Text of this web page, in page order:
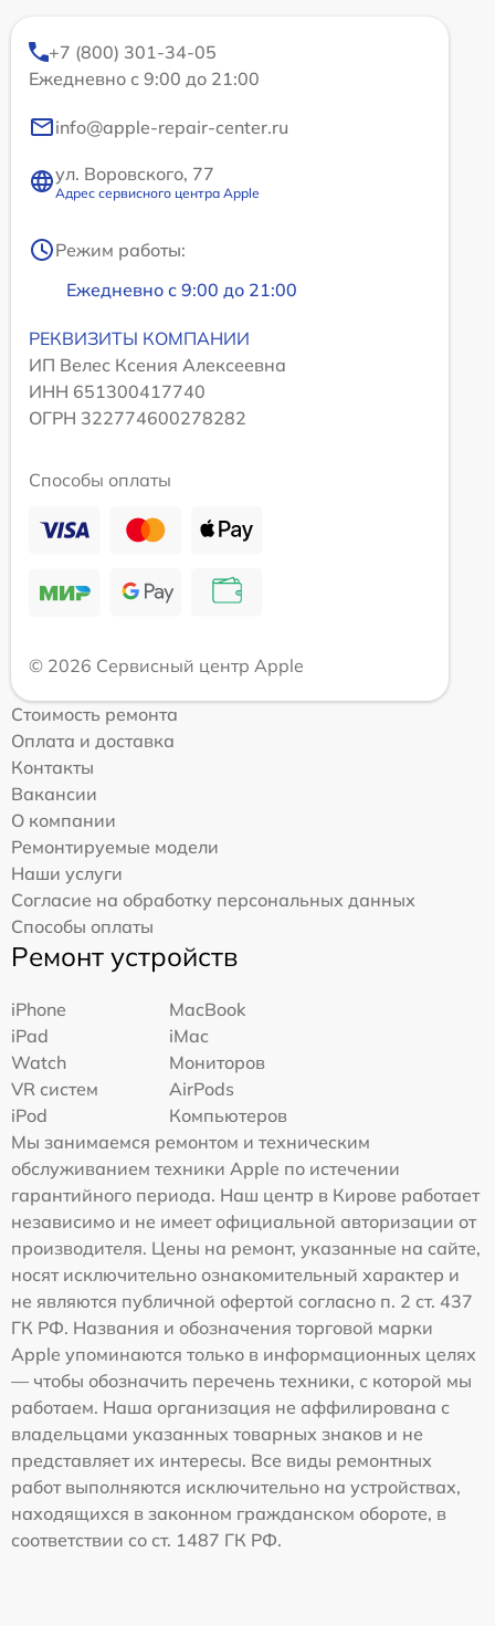
+7 (800) 301-34-05
Ежедневно с 9:00 до 21:00
info@apple-repair-center.ru
ул. Воровского, 77
Адрес сервисного центра Apple
Режим работы:
Ежедневно с 9:00 до 21:00
РЕКВИЗИТЫ КОМПАНИИ
ИП Велес Ксения Алексеевна
ИНН 651300417740
ОГРН 322774600278282
Способы оплаты
© 2026 Сервисный центр Apple
Стоимость ремонта
Оплата и доставка
Контакты
Вакансии
О компании
Ремонтируемые модели
Наши услуги
Согласие на обработку персональных данных
Способы оплаты
Ремонт устройств
iPhone
MacBook
iPad
iMac
Watch
Мониторов
VR систем
AirPods
iPod
Компьютеров
Мы занимаемся ремонтом и техническим
обслуживанием техники Apple по истечении
гарантийного периода. Наш центр в Кирове работает
независимо и не имеет официальной авторизации от
производителя. Цены на ремонт, указанные на сайте,
носят исключительно ознакомительный характер и
не являются публичной офертой согласно п. 2 ст. 437
ГК РФ. Названия и обозначения торговой марки
Apple упоминаются только в информационных целях
— чтобы обозначить перечень техники, с которой мы
работаем. Наша организация не аффилирована с
владельцами указанных товарных знаков и не
представляет их интересы. Все виды ремонтных
работ выполняются исключительно на устройствах,
находящихся в законном гражданском обороте, в
соответствии со ст. 1487 ГК РФ.